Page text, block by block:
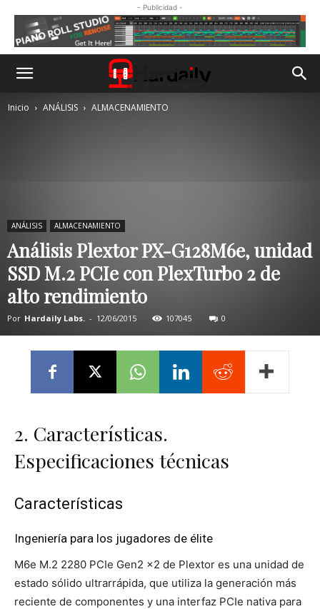
- Publicidad -
Inicio ANÁLISIS ALMACENAMIENTO
ANÁLISIS ALMACENAMIENTO
Análisis Plextor PX-G128M6e, unidad
SSD M.2 PCIe con PlexTurbo 2 de
alto rendimiento
Por Hardaily Labs. - 12/06/2015 107045 0
2. Características.
Especificaciones técnicas
Características
Ingeniería para los jugadores de élite
M6e M.2 2280 PCIe Gen2 x2 de Plextor es una unidad de
estado sólido ultrarrápida, que utiliza la generación más
reciente de componentes y una interfaz PCIe nativa para